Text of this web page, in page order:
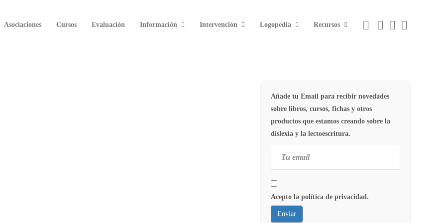
Asociaciones Cursos Evaluación Información Intervención Logopedia Recursos
Añade tu Email para recibir novedades
sobre libros, cursos, fichas y otros
productos que estamos creando sobre la
dislexia y la lectoescritura.
Acepto la política de privacidad.
Enviar